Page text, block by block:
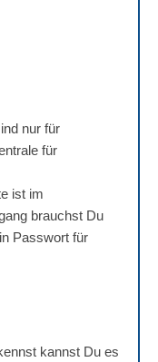
nur für
für
ist im
brauchst Du
Passwort für
kannst Du es